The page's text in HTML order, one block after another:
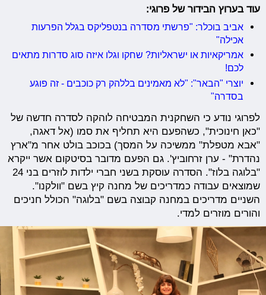
עוד בערוץ הבידור של פרוגי:
אביב בוכלר: "פרשתי מסדרה בנטפליקס בגלל הפרעות
אכילה"
אמריקאיות או ישראליות? שחקו וגלו איזה סוג סדרות מתאים
לכם!
יוצרי "הבאר": "לא מאמינים בללהק רק כוכבים - זה פוגע
בסדרה"
לפרוגי נודע כי השחקנית המבטיחה לוהקה לסדרה חדשה של
"כאן חינוכית", כשהפעם היא תחליף את סמו (אל דאגה,
"אבא מטפלת" ממשיכה על המסך) בכוכב בולט אחר מ"ארץ
נהדרת" - ערן זרחוביץ'. גם הפעם מדובר בסיטקום אשר ייקרא
"בלוגה בלוז". הסדרה עוסקת בשני חברי ילדות לוזרים בני 24
שמוצאים עבודה כמדריכים של מחנה קיץ בשם "וולקנו".
השניים מדריכים במחנה קבוצה בשם "בלוגה" הכולל חניכים
והורים מוזרים למדי.